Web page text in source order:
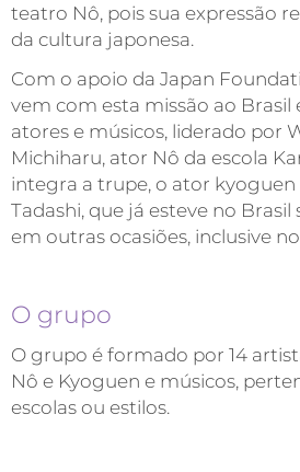
teatro Nô, pois sua expressão
da cultura japonesa.
Com o apoio da Japan
vem com esta missão ao Brasil
atores e músicos, liderado por
Michiharu, ator Nô da escola
integra a trupe, o ator kyoguen
Tadashi, que já esteve no
em outras ocasiões, inclusive no
O grupo
O grupo é formado por 14
Nô e Kyoguen e músicos,
escolas ou estilos.